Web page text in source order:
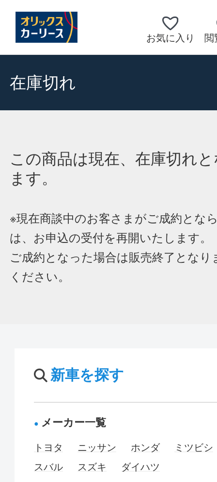
お気に入り 閲
在庫切れ
この商品は現在、在庫切れ
ます。
※現在商談中のお客さまがご成約とな
は、お申込の受付を再開いたします。
ご成約となった場合は販売終了となり
ください。
新車を探す
メーカー一覧
トヨタ ニッサン ホンダ
ミツビシ
スバル
スズキ ダイハツ